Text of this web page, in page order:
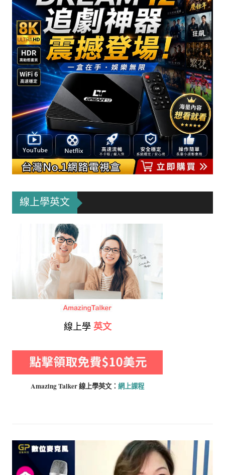
線上學英文
線上學 英文
Amazing Talker 線上學英文： 網上課程